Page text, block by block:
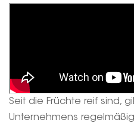
Seit die Früchte reif sind,
Unternehmens